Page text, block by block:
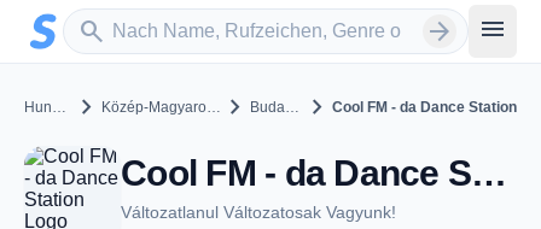
Zum Hauptinhalt springen
search
Sender suchen arrow_forward menu
Hungary chevron_right Közép-Magyarország chevron_right Budapest chevron_right Cool FM - da Dance Station
Cool FM - da Dance Station - Budapest
Változatlanul Változatosak Vagyunk!